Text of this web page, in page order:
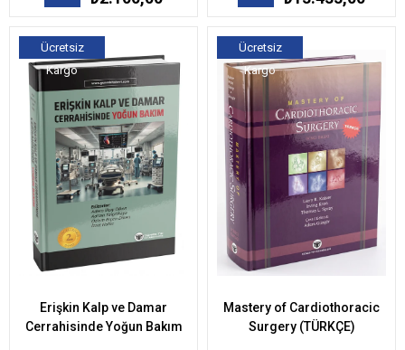
Erişkin Kalp ve Damar
Cerrahisinde Yoğun Bakım
Ücretsiz
Kargo
Mastery of Cardiothoracic
Surgery (TÜRKÇE)
Ücretsiz
Kargo